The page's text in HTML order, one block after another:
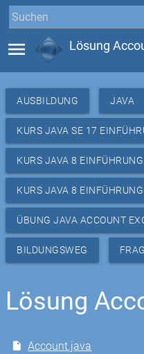
menu Lösung
AUSBILDUNG JAVA
KURS JAVA SE 17
KURS JAVA 8 EINFÜHRUNG
KURS JAVA 8
ÜBUNG JAVA ACCOUNT
BILDUNGSWEG
Lösung
Account.java